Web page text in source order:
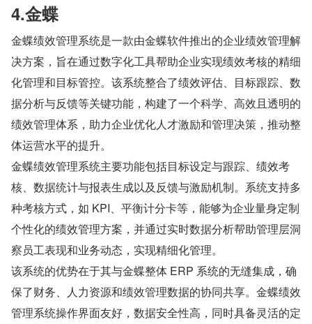
4.金蝶
金蝶绩效管理系统是一款由金蝶软件推出的企业绩效管理解
决方案，旨在通过数字化工具帮助企业实现绩效考核的精细
化管理和目标管控。该系统整合了绩效评估、目标跟踪、数
据分析与反馈等关键功能，构建了一个科学、高效且透明的
绩效管理体系，助力企业优化人才激励和管理决策，推动整
体运营水平的提升。
金蝶绩效管理系统主要功能包括目标设定与跟踪、绩效考
核、数据统计与报表生成以及反馈与激励机制。系统支持多
种考核方式，如 KPI、平衡计分卡等，能够为企业量身定制
个性化的绩效管理方案，并通过实时数据分析帮助管理层洞
察员工表现和业务动态，实现精细化管理。
该系统的优势在于其与金蝶整体 ERP 系统的无缝集成，确
保了财务、人力资源和绩效管理数据的协同共享。金蝶绩效
管理系统操作界面友好，数据安全性高，同时具备灵活的定